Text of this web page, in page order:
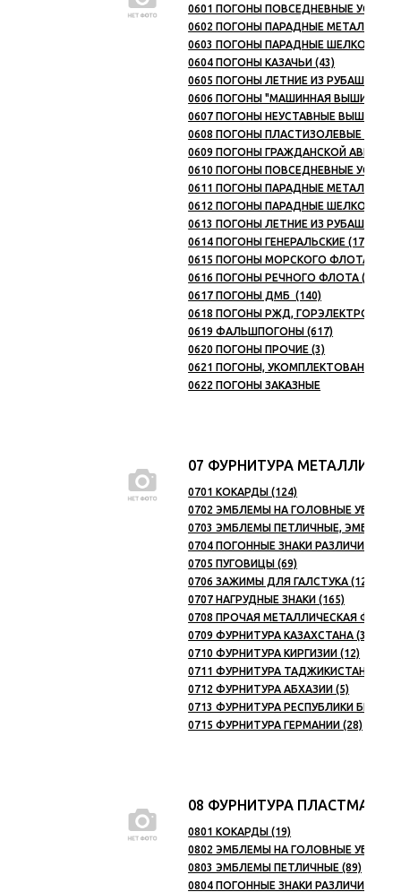
0601 ПОГОНЫ ПОВСЕДНЕВНЫЕ
0602 ПОГОНЫ ПАРАДНЫЕ
0603 ПОГОНЫ ПАРАДНЫЕ ШЕЛКОВЫЕ
0604 ПОГОНЫ КАЗАЧЬИ (43)
0605 ПОГОНЫ ЛЕТНИЕ ИЗ
0606 ПОГОНЫ "МАШИННАЯ ВЫШИВКА"
0607 ПОГОНЫ НЕУСТАВНЫЕ ВЫШИТЫЕ
0608 ПОГОНЫ ПЛАСТИЗОЛЕВЫЕ
0609 ПОГОНЫ ГРАЖДАНСКОЙ АВИАЦИИ
0610 ПОГОНЫ ПОВСЕДНЕВНЫЕ
0611 ПОГОНЫ ПАРАДНЫЕ
0612 ПОГОНЫ ПАРАДНЫЕ ШЕЛКОВЫЕ
0613 ПОГОНЫ ЛЕТНИЕ ИЗ
0614 ПОГОНЫ ГЕНЕРАЛЬСКИЕ (178)
0615 ПОГОНЫ МОРСКОГО ФЛОТА
0616 ПОГОНЫ РЕЧНОГО ФЛОТА (ГАЛУН)
0617 ПОГОНЫ ДМБ (140)
0618 ПОГОНЫ РЖД,
0619 ФАЛЬШПОГОНЫ (617)
0620 ПОГОНЫ ПРОЧИЕ (3)
0621 ПОГОНЫ, УКОМПЛЕКТОВАННЫЕ
0622 ПОГОНЫ ЗАКАЗНЫЕ
07 ФУРНИТУРА
0701 КОКАРДЫ (124)
0702 ЭМБЛЕМЫ НА ГОЛОВНЫЕ УБОРЫ
0703 ЭМБЛЕМЫ ПЕТЛИЧНЫЕ, ЭМБЛЕМЫ
0704 ПОГОННЫЕ ЗНАКИ РАЗЛИЧИЯ,
0705 ПУГОВИЦЫ (69)
0706 ЗАЖИМЫ ДЛЯ ГАЛСТУКА (129)
0707 НАГРУДНЫЕ ЗНАКИ (165)
0708 ПРОЧАЯ МЕТАЛЛИЧЕСКАЯ
0709 ФУРНИТУРА КАЗАХСТАНА (30)
0710 ФУРНИТУРА КИРГИЗИИ (12)
0711 ФУРНИТУРА ТАДЖИКИСТАНА (8)
0712 ФУРНИТУРА АБХАЗИИ (5)
0713 ФУРНИТУРА РЕСПУБЛИКИ
0715 ФУРНИТУРА ГЕРМАНИИ (28)
08 ФУРНИТУРА
0801 КОКАРДЫ (19)
0802 ЭМБЛЕМЫ НА ГОЛОВНЫЕ УБОРЫ
0803 ЭМБЛЕМЫ ПЕТЛИЧНЫЕ (89)
0804 ПОГОННЫЕ ЗНАКИ РАЗЛИЧИЯ,